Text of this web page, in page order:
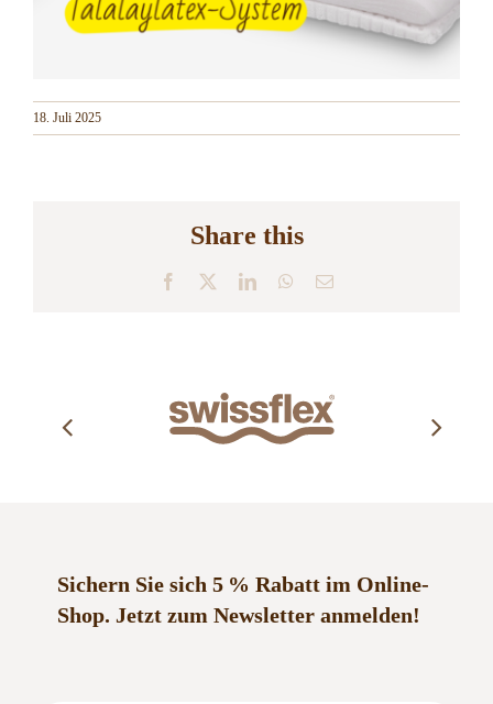
18. Juli 2025
Share this
Facebook LinkedInWhatsApp
E-
Sichern Sie sich 5 % Rabatt im Online-
Shop. Jetzt zum Newsletter anmelden!